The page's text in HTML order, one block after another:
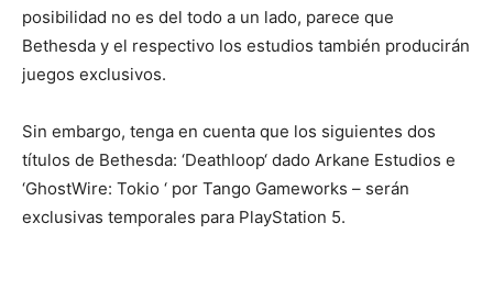
posibilidad no es del todo a un lado, parece que
Bethesda y el respectivo los estudios también producirán
juegos exclusivos.
Sin embargo, tenga en cuenta que los siguientes dos
títulos de Bethesda: ‘Deathloop‘ dado Arkane Estudios e
‘GhostWire: Tokio ‘ por Tango Gameworks – serán
exclusivas temporales para PlayStation 5.